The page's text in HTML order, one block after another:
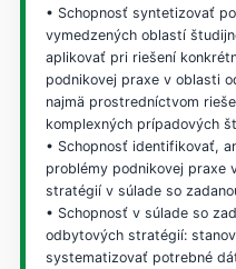
• Schopnosť syntetizovať
vymedzených oblastí
aplikovať pri riešení
podnikovej praxe v oblasti
najmä prostredníctvom
komplexných prípadových
• Schopnosť identifikovať,
problémy podnikovej praxe
stratégií v súlade so
• Schopnosť v súlade so
odbytových stratégií:
systematizovať potrebné